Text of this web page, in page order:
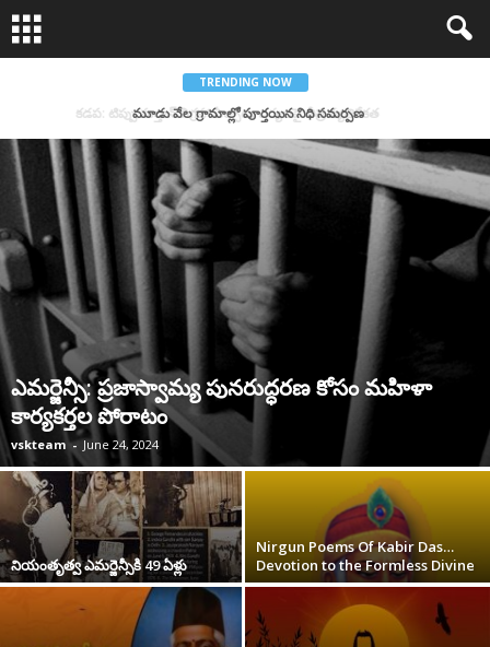
TRENDING NOW
మూడు వేల గ్రామాల్లో పూర్తయిన నిధి సమర్పణ
ఎమర్జెన్సీ: ప్రజాస్వామ్య పునరుద్ధరణ కోసం మహిళా
కార్యకర్తల పోరాటం
vskteam - June 24, 2024
నియంతృత్వ ఎమర్జెన్సీకి 49 ఏళ్లు
Nirgun Poems Of Kabir Das…
Devotion to the Formless Divine